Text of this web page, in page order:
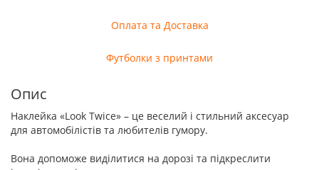
Оплата та Доставка
Футболки з принтами
Опис
Наклейка «Look Twice» – це веселий і стильний аксесуар
для автомобілістів та любителів гумору.
Вона допоможе виділитися на дорозі та підкреслити